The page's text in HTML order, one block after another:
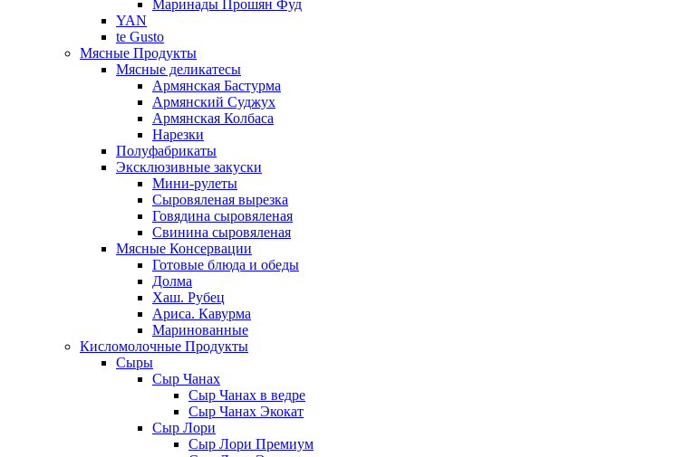
Маринады Прошян Фуд
YAN
te Gusto
Мясные Продукты
Мясные деликатесы
Армянская Бастурма
Армянский Суджух
Армянская Колбаса
Нарезки
Полуфабрикаты
Эксклюзивные закуски
Мини-рулеты
Сыровяленая вырезка
Говядина сыровяленая
Свинина сыровяленая
Мясные Консервации
Готовые блюда и обеды
Долма
Хаш. Рубец
Ариса. Кавурма
Маринованные
Кисломолочные Продукты
Сыры
Сыр Чанах
Сыр Чанах в ведре
Сыр Чанах Экокат
Сыр Лори
Сыр Лори Премиум